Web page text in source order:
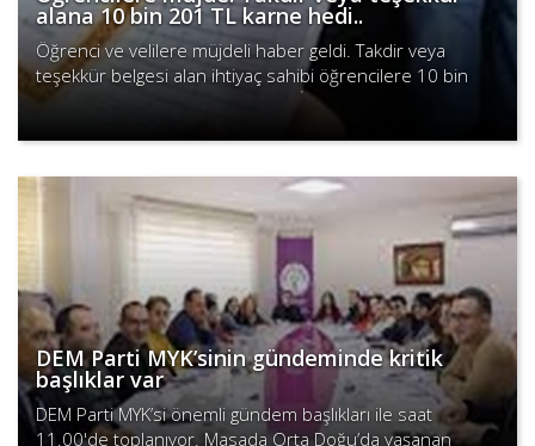
alana 10 bin 201 TL karne hedi..
Öğrenci ve velilere müjdeli haber geldi. Takdir veya
teşekkür belgesi alan ihtiyaç sahibi öğrencilere 10 bin
201 TL karne hediyesi verilecek. İşte detaylar…
DEM Parti MYK’sinin gündeminde kritik
başlıklar var
DEM Parti MYK’si önemli gündem başlıkları ile saat
11.00'de toplanıyor. Masada Orta Doğu’da yaşanan